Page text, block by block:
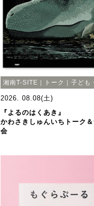
湘南T-SITE｜トーク｜子ども
2026. 08.08(土)
『よるのはくあき』
かわさきしゅんいちトーク
会